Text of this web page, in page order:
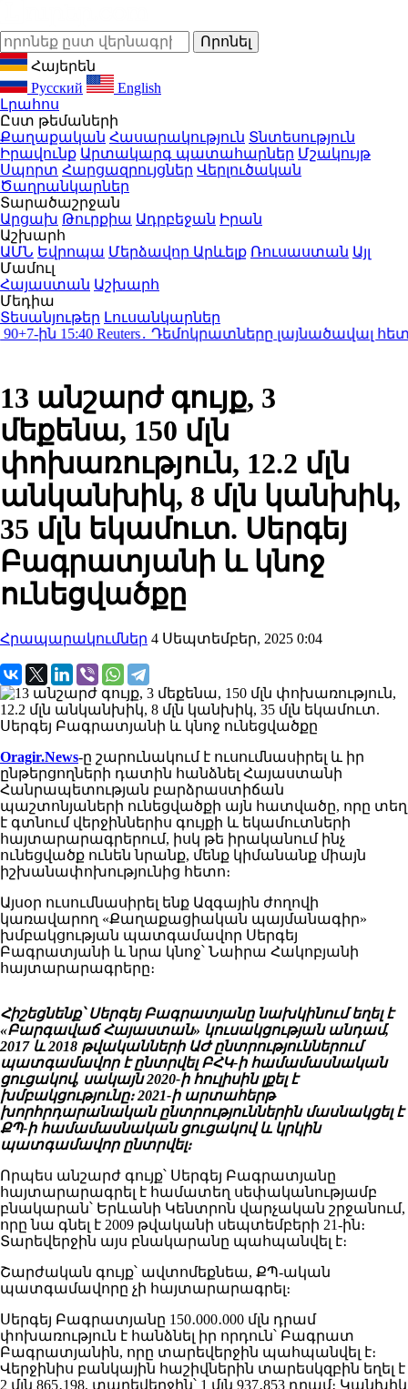
Հայերեն
Русский
English
Լրահոս
Ըստ թեմաների
Քաղաքական Հասարակություն Տնտեսություն
Իրավունք Արտակարգ պատահարներ Մշակույթ
Սպորտ Հարցազրույցներ Վերլուծական
Ծաղրանկարներ
Տարածաշրջան
Արցախ Թուրքիա Ադրբեջան Իրան
Աշխարհ
ԱՄՆ Եվրոպա Մերձավոր Արևելք Ռուսաստան Այլ
Մամուլ
Հայաստան Աշխարհ
Մեդիա
Տեսանյութեր Լուսանկարներ
ին15:40 Reuters․ Դեմոկրատները լայնածավալ
13 անշարժ գույք, 3
մեքենա, 150 մլն
փոխառություն, 12.2 մլն
անկանխիկ, 8 մլն կանխիկ,
35 մլն եկամուտ. Սերգեյ
Բագրատյանի և կնոջ
ունեցվածքը
Հրապարակումներ 4 Սեպտեմբեր, 2025 0:04
Oragir.News-ը շարունակում է ուսումնասիրել և իր
ընթերցողների դատին հանձնել Հայաստանի
Հանրապետության բարձրաստիճան
պաշտոնյաների ունեցվածքի այն հատվածը, որը տեղ
է գտնում վերջիններիս գույքի և եկամուտների
հայտարարագրերում, իսկ թե իրականում ինչ
ունեցվածք ունեն նրանք, մենք կիմանանք միայն
իշխանափոխությունից հետո։
Այսօր ուսումնասիրել ենք Ազգային ժողովի
կառավարող «Քաղաքացիական պայմանագիր»
խմբակցության պատգամավոր Սերգեյ
Բագրատյանի և նրա կնոջ՝ Նաիրա Հակոբյանի
հայտարարագրերը։
Հիշեցնենք՝ Սերգեյ Բագրատյանը նախկինում եղել է
«Բարգավաճ Հայաստան» կուսակցության անդամ,
2017 և 2018 թվականների ԱԺ ընտրություններում
պատգամավոր է ընտրվել ԲՀԿ-ի համամասնական
ցուցակով, սակայն 2020-ի հուլիսին լքել է
խմբակցությունը։ 2021-ի արտահերթ
խորհրդարանական ընտրություններին մասնակցել է
ՔՊ-ի համամասնական ցուցակով և կրկին
պատգամավոր ընտրվել։
Որպես անշարժ գույք՝ Սերգեյ Բագրատյանը
հայտարարագրել է համատեղ սեփականությամբ
բնակարան՝ Երևանի Կենտրոն վարչական շրջանում,
որը նա գնել է 2009 թվականի սեպտեմբերի 21-ին։
Տարեվերջին այս բնակարանը պահպանվել է։
Շարժական գույք՝ ավտոմեքնեա, ՔՊ-ական
պատգամավորը չի հայտարարագրել։
Սերգեյ Բագրատյանը 150․000․000 մլն դրամ
փոխառություն է հանձնել իր որդուն՝ Բագրատ
Բագրատյանին, որը տարեվերջին պահպանվել է։
Վերջինիս բանկային հաշիվներին տարեսկզբին եղել է
2 մլն 865․198, տարեվերջին՝ 1 մլն 937․853 դրամ։ Կանխիկ